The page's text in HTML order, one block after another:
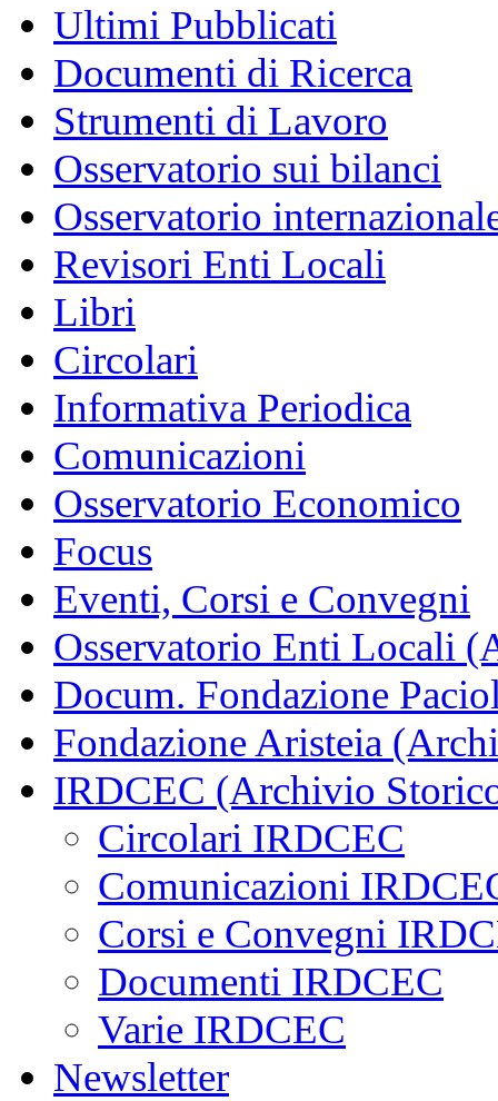
Ultimi Pubblicati
Documenti di Ricerca
Strumenti di Lavoro
Osservatorio sui bilanci
Osservatorio
Revisori Enti Locali
Libri
Circolari
Informativa Periodica
Comunicazioni
Osservatorio Economico
Focus
Eventi, Corsi e Convegni
Osservatorio Enti Locali
Docum. Fondazione
Fondazione Aristeia
IRDCEC (Archivio
Circolari IRDCEC
Comunicazioni
Corsi e Convegni
Documenti IRDCEC
Varie IRDCEC
Newsletter